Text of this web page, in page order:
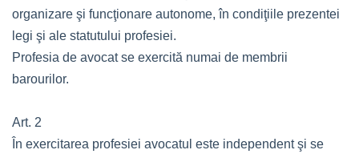
organizare şi funcţionare autonome, în condiţiile prezentei
legi şi ale statutului profesiei.
Profesia de avocat se exercită numai de membrii
barourilor.
Art. 2
În exercitarea profesiei avocatul este independent şi se